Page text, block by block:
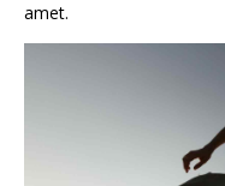
amet.